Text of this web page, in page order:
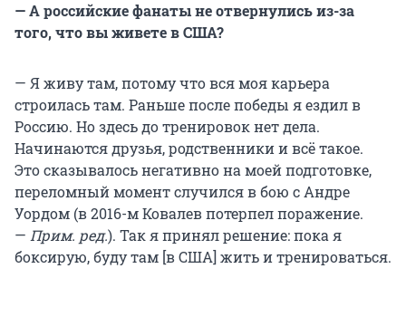
— А российские фанаты не отвернулись из-за
того, что вы живете в США?
— Я живу там, потому что вся моя карьера
строилась там. Раньше после победы я ездил в
Россию. Но здесь до тренировок нет дела.
Начинаются друзья, родственники и всё такое.
Это сказывалось негативно на моей подготовке,
переломный момент случился в бою с Андре
Уордом (в 2016-м Ковалев потерпел поражение.
— Прим. ред.). Так я принял решение: пока я
боксирую, буду там [в США] жить и тренироваться.